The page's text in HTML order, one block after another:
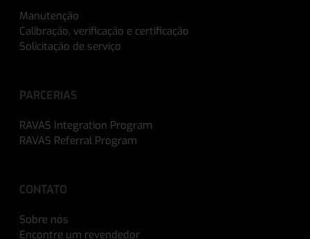
Manutenção
Calibração, verificação e certificação
Solicitação de serviço
PARCERIAS
RAVAS Integration Program
RAVAS Referral Program
CONTATO
Sobre nós
Encontre um revendedor